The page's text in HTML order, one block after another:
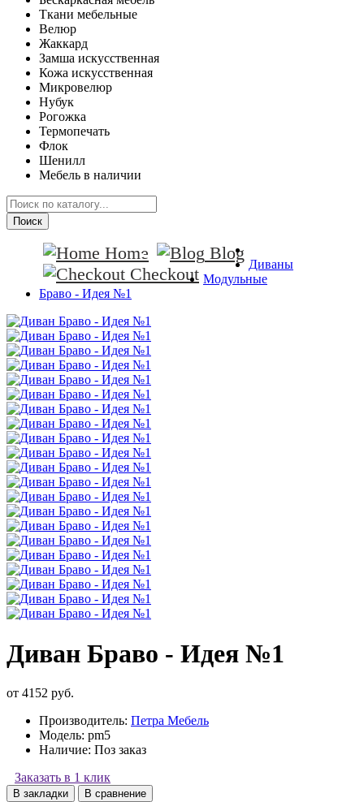
Ткани мебельные
Велюр
Жаккард
Замша искусственная
Кожа искусственная
Микровелюр
Нубук
Рогожка
Термопечать
Флок
Шенилл
Мебель в наличии
Поиск
Home
Blog
Checkout
Диваны
Модульные
Браво - Идея №1
Диван Браво - Идея №1
от 4152 руб.
Производитель: Петра Мебель
Модель: pm5
Наличие: Поз заказ
Заказать в 1 клик
В закладки В сравнение